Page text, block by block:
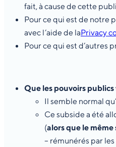
fait, à cause de cette
Pour ce qui est de notre
avec l’aide de laPrivacy
Pour ce qui est d’autres
Que les pouvoirs
Il semble normal
Ce subside a été
(alors que le
– rémunérés par